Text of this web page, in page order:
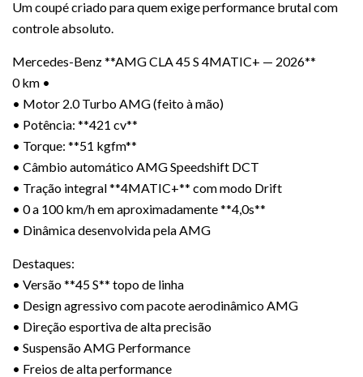
Um coupé criado para quem exige performance brutal com
controle absoluto.
Mercedes-Benz **AMG CLA 45 S 4MATIC+ — 2026**
0 km •
• Motor 2.0 Turbo AMG (feito à mão)
• Potência: **421 cv**
• Torque: **51 kgfm**
• Câmbio automático AMG Speedshift DCT
• Tração integral **4MATIC+** com modo Drift
• 0 a 100 km/h em aproximadamente **4,0s**
• Dinâmica desenvolvida pela AMG
Destaques:
• Versão **45 S** topo de linha
• Design agressivo com pacote aerodinâmico AMG
• Direção esportiva de alta precisão
• Suspensão AMG Performance
• Freios de alta performance